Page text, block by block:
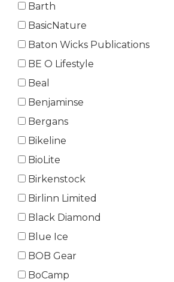
Barth
BasicNature
Baton Wicks Publications
BE O Lifestyle
Beal
Benjaminse
Bergans
Bikeline
BioLite
Birkenstock
Birlinn Limited
Black Diamond
Blue Ice
BOB Gear
BoCamp